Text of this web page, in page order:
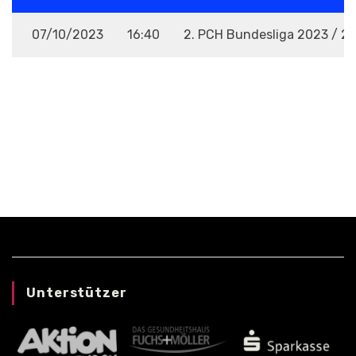
07/10/2023 16:40 2. PCH Bundesliga 2023 /
Unterstützer